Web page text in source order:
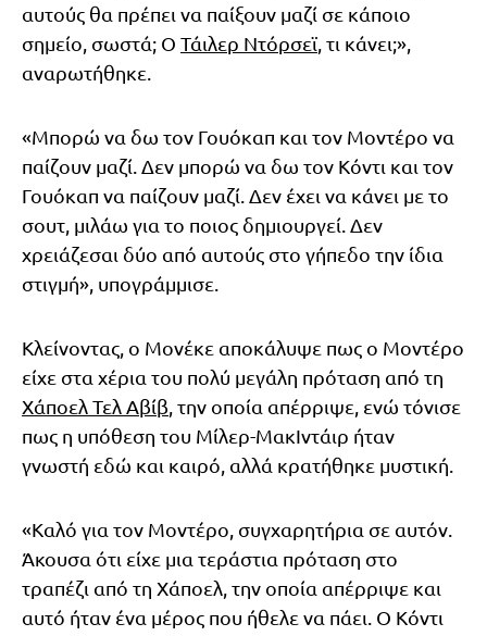
αυτούς θα πρέπει να παίξουν μαζί σε κάποιο
σημείο, σωστά; Ο Τάιλερ Ντόρσεϊ , τι κάνει;»,
αναρωτήθηκε.
«Μπορώ να δω τον Γουόκαπ και τον Μοντέρο να
παίζουν μαζί. Δεν μπορώ να δω τον Κόντι και τον
Γουόκαπ να παίζουν μαζί. Δεν έχει να κάνει με το
σουτ, μιλάω για το ποιος δημιουργεί. Δεν
χρειάζεσαι δύο από αυτούς στο γήπεδο την ίδια
στιγμή», υπογράμμισε.
Κλείνοντας, ο Μονέκε αποκάλυψε πως ο Μοντέρο
είχε στα χέρια του πολύ μεγάλη πρόταση από τη
Χάποελ Τελ Αβίβ , την οποία απέρριψε, ενώ τόνισε
πως η υπόθεση του Μίλερ-ΜακΙντάιρ ήταν
γνωστή εδώ και καιρό, αλλά κρατήθηκε μυστική.
«Καλό για τον Μοντέρο, συγχαρητήρια σε αυτόν.
Άκουσα ότι είχε μια τεράστια πρόταση στο
τραπέζι από τη Χάποελ, την οποία απέρριψε και
αυτό ήταν ένα μέρος που ήθελε να πάει. Ο Κόντι